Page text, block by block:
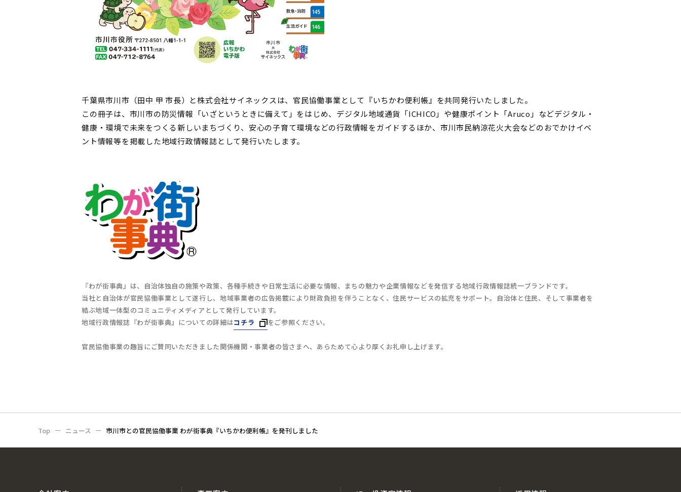
千葉県市川市（田中 甲 市長）と株式会社サイネックスは、官民協働事業として『いちかわ便利帳』を共同発行いたしました。
この冊子は、市川市の防災情報「いざというときに備えて」をはじめ、デジタル地域通貨「ICHICO」や健康ポイント「Aruco」などデジタル・
健康・環境で未来をつくる新しいまちづくり、安心の子育て環境などの行政情報をガイドするほか、市川市民納涼花火大会などのおでかけイベ
ント情報等を掲載した地域行政情報誌として発行いたします。
『わが街事典』は、自治体独自の施策や政策、各種手続きや日常生活に必要な情報、まちの魅力や企業情報などを発信する地域行政情報誌統一ブランドです。
当社と自治体が官民協働事業として遂行し、地域事業者の広告掲載により財政負担を伴うことなく、住民サービスの拡充をサポート。自治体と住民、そして事業者を
結ぶ地域一体型のコミュニティメディアとして発行しています。
地域行政情報誌『わが街事典』についての詳細はコチラ をご参照ください。
官民協働事業の趣旨にご賛同いただきました関係機関・事業者の皆さまへ、あらためて心より厚くお礼申し上げます。
Top ニュース 市川市との官民協働事業 わが街事典『いちかわ便利帳』を発刊しました